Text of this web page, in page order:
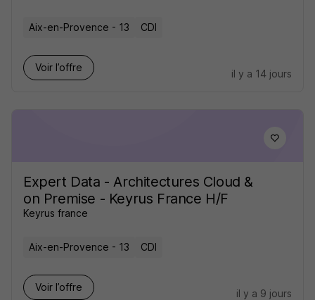
Aix-en-Provence - 13 CDI
Voir l’offre
il y a 14 jours
Expert Data - Architectures Cloud &
on Premise - Keyrus France H/F
Keyrus france
Aix-en-Provence - 13 CDI
Voir l’offre
il y a 9 jours